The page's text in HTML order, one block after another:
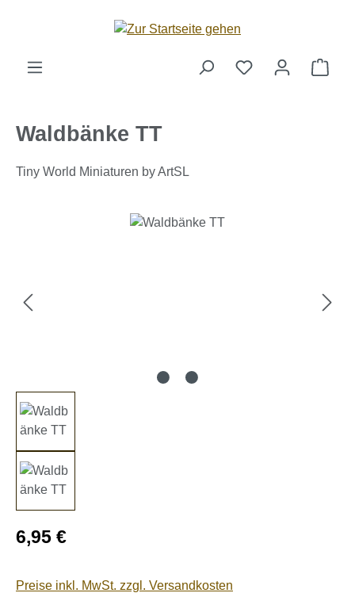
Zum Hauptinhalt springen
Waldbänke TT
Tiny World Miniaturen by ArtSL
Bildergalerie überspringen
Regulärer Preis:
6,95 €
Preise inkl. MwSt. zzgl. Versandkosten